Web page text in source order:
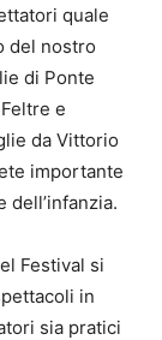
quale
del nostro
di Ponte
e
da Vittorio
importante
Festival si
in
sia pratici